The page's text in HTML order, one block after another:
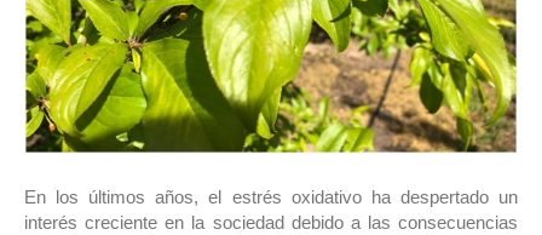
En los últimos años, el estrés oxidativo ha despertado un
interés creciente en la sociedad debido a las consecuencias